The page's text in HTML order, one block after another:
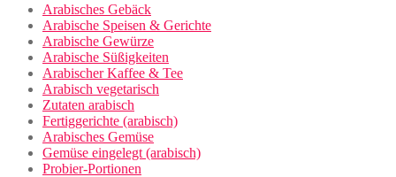
Arabisches Gebäck
Arabische Speisen & Gerichte
Arabische Gewürze
Arabische Süßigkeiten
Arabischer Kaffee & Tee
Arabisch vegetarisch
Zutaten arabisch
Fertiggerichte (arabisch)
Arabisches Gemüse
Gemüse eingelegt (arabisch)
Probier-Portionen